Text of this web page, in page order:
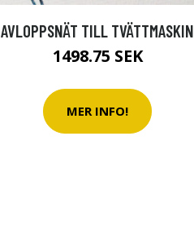
AVLOPPSNÄT TILL TVÄTTMASKIN
1498.75 SEK
MER INFO!